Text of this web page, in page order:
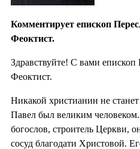
Комментирует епископ
Феоктист.
Здравствуйте! С вами
Феоктист.
Никакой христианин не
Павел был великим
богослов, строитель Церкви,
сосуд благодати Христовой.